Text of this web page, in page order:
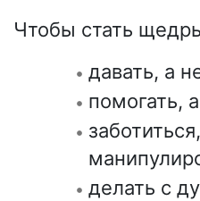
Чтобы стать
давать, а
помогать,
делать с